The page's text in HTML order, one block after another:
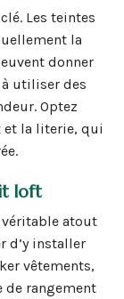
Les teintes
la
donner
à utiliser des
Optez
et la literie, qui
loft
véritable atout
d’y installer
vêtements,
de rangement